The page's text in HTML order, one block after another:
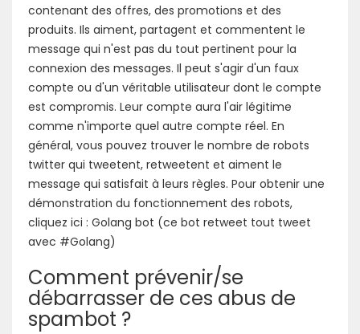
contenant des offres, des promotions et des
produits. Ils aiment, partagent et commentent le
message qui n'est pas du tout pertinent pour la
connexion des messages. Il peut s'agir d'un faux
compte ou d'un véritable utilisateur dont le compte
est compromis. Leur compte aura l'air légitime
comme n'importe quel autre compte réel. En
général, vous pouvez trouver le nombre de robots
twitter qui tweetent, retweetent et aiment le
message qui satisfait à leurs règles. Pour obtenir une
démonstration du fonctionnement des robots,
cliquez ici : Golang bot (ce bot retweet tout tweet
avec #Golang)
Comment prévenir/se
débarrasser de ces abus de
spambot ?